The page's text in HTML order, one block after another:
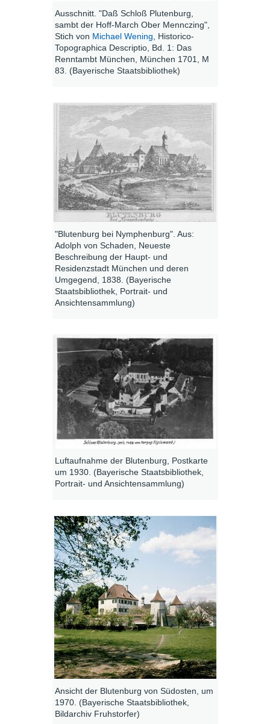
Ausschnitt. "Daß Schloß Plutenburg,
sambt der Hoff-March Ober Mennczing",
Stich von Michael Wening, Historico-
Topographica Descriptio, Bd. 1: Das
Renntambt München, München 1701, M
83. (Bayerische Staatsbibliothek)
"Blutenburg bei Nymphenburg". Aus:
Adolph von Schaden, Neueste
Beschreibung der Haupt- und
Residenzstadt München und deren
Umgegend, 1838. (Bayerische
Staatsbibliothek, Portrait- und
Ansichtensammlung)
Luftaufnahme der Blutenburg, Postkarte
um 1930. (Bayerische Staatsbibliothek,
Portrait- und Ansichtensammlung)
Ansicht der Blutenburg von Südosten, um
1970. (Bayerische Staatsbibliothek,
Bildarchiv Fruhstorfer)